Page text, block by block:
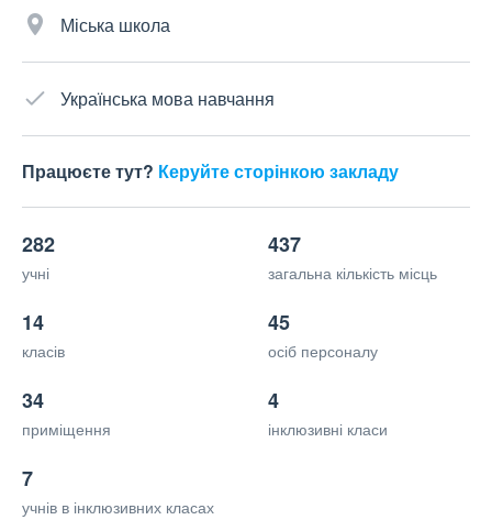
Міська школа
Українська мова навчання
Працюєте тут? Керуйте сторінкою закладу
282
учні
437
загальна кількість місць
14
класів
45
осіб персоналу
34
приміщення
4
інклюзивні класи
7
учнів в інклюзивних класах